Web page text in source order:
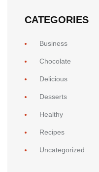
CATEGORIES
Business
Chocolate
Delicious
Desserts
Healthy
Recipes
Uncategorized